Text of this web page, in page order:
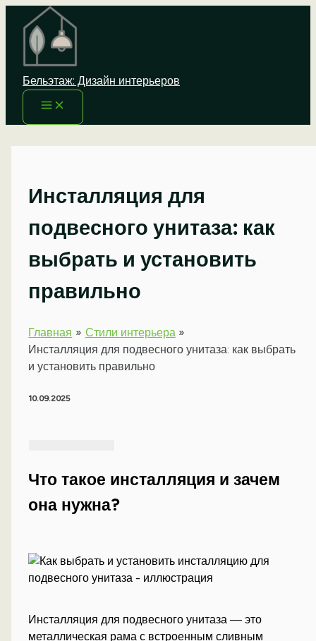
Перейти
содержимому
Бельэтаж: Дизайн интерьеров
Инсталляция для
подвесного унитаза: как
выбрать и установить
правильно
Главная
Стили интерьера
Инсталляция для подвесного унитаза: как выбрать
и установить правильно
10.09.2025
Что такое инсталляция и зачем
она нужна?
Инсталляция для подвесного унитаза — это
металлическая рама с встроенным сливным